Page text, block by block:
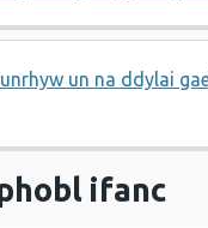
un na ddylai
ifanc